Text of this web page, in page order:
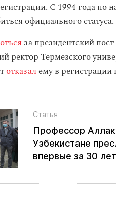
С 1994 года
официального статуса.
за президентский
Термезского
отказалему в регистрации
Статья
Профессор
Узбекистане
впервые за 30